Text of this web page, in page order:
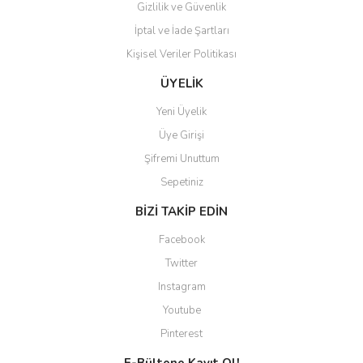
Gönder
Gizlilik ve Güvenlik
İptal ve İade Şartları
Kişisel Veriler Politikası
ÜYELİK
Yeni Üyelik
Üye Girişi
Şifremi Unuttum
Sepetiniz
BİZİ TAKİP EDİN
Facebook
Twitter
Instagram
Youtube
Pinterest